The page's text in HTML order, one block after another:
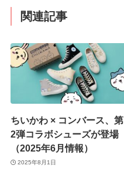
関連記事
ちいかわ × コンバース、第
2弾コラボシューズが登場
（2025年6月情報）
2025年8月1日